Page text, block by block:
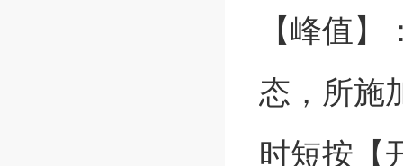
【峰值
态，所施
时短按【